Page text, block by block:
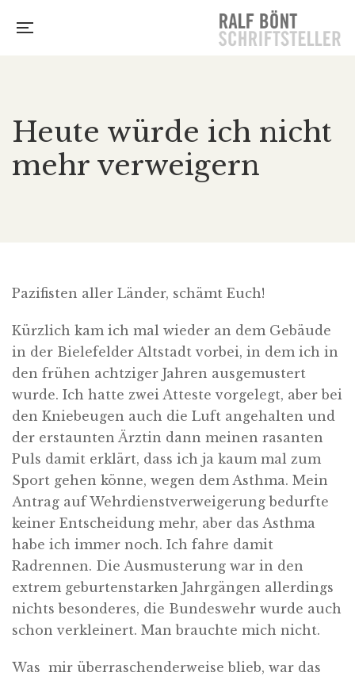
Heute würde ich nicht
mehr verweigern
Pazifisten aller Länder, schämt Euch!
Kürzlich kam ich mal wieder an dem Gebäude
in der Bielefelder Altstadt vorbei, in dem ich in
den frühen achtziger Jahren ausgemustert
wurde. Ich hatte zwei Atteste vorgelegt, aber bei
den Kniebeugen auch die Luft angehalten und
der erstaunten Ärztin dann meinen rasanten
Puls damit erklärt, dass ich ja kaum mal zum
Sport gehen könne, wegen dem Asthma. Mein
Antrag auf Wehrdienstverweigerung bedurfte
keiner Entscheidung mehr, aber das Asthma
habe ich immer noch. Ich fahre damit
Radrennen. Die Ausmusterung war in den
extrem geburtenstarken Jahrgängen allerdings
nichts besonderes, die Bundeswehr wurde auch
schon verkleinert. Man brauchte mich nicht.
Was mir überraschenderweise blieb, war das